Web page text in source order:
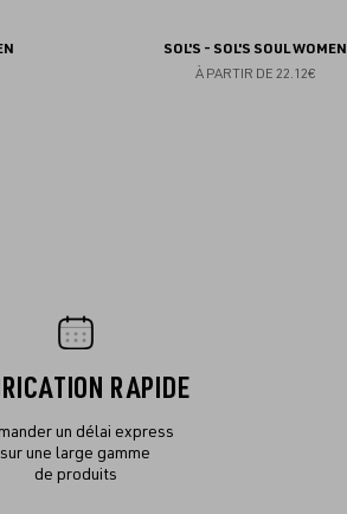
SOL'S - SOL'S SOUL WOMEN
À PARTIR DE 22.12€
RAPIDE
un délai express
sur une large gamme
de produits